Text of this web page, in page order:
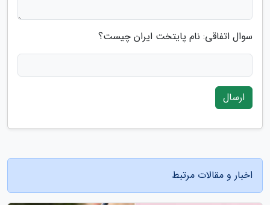
سوال اتفاقی: نام پایتخت ایران چیست؟
ارسال
اخبار و مقالات مرتبط